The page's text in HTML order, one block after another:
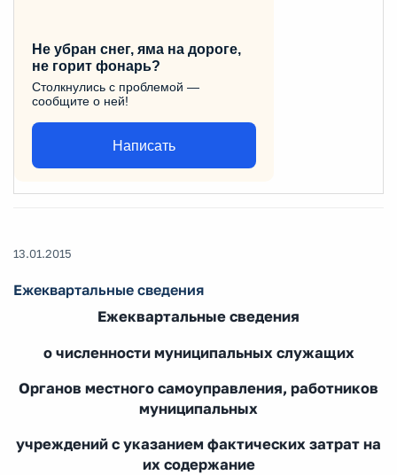
Не убран снег, яма на дороге,
не горит фонарь?
Столкнулись с проблемой —
сообщите о ней!
Написать
13.01.2015
Ежеквартальные сведения
Ежеквартальные сведения
о численности муниципальных служащих
Органов местного самоуправления, работников
муниципальных
учреждений с указанием фактических затрат на
их содержание